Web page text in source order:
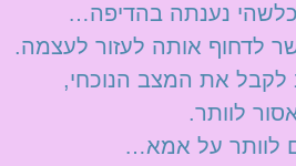
נענתה בהדיפה…
לדחוף אותה לעזור לעצמה.
לקבל את המצב הנוכחי,
לוותר.
לוותר על אמא…